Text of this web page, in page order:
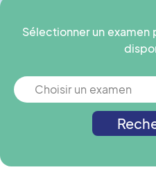
Sélectionner un
Choisir un examen